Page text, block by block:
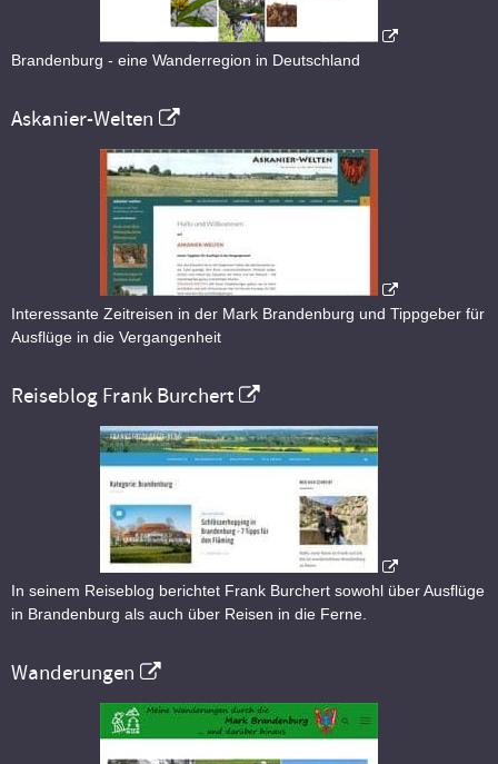
Brandenburg - eine Wanderregion in Deutschland
Askanier-Welten
Interessante Zeitreisen in der Mark Brandenburg und Tippgeber für
Ausflüge in die Vergangenheit
Reiseblog Frank Burchert
In seinem Reiseblog berichtet Frank Burchert sowohl über Ausflüge
in Brandenburg als auch über Reisen in die Ferne.
Wanderungen